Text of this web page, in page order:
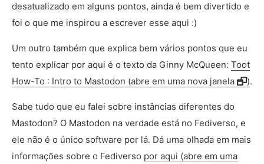
desatualizado em alguns pontos, ainda é bem divertido e
foi o que me inspirou a escrever esse aqui :)
Um outro também que explica bem vários pontos que eu
tento explicar por aqui é o texto da Ginny McQueen: Toot
How-To : Intro to Mastodon (abre em uma nova janela
).
Sabe tudo que eu falei sobre instâncias diferentes do
Mastodon? O Mastodon na verdade está no Fediverso, e
ele não é o único software por lá. Dá uma olhada em mais
informações sobre o Fediverso por aqui (abre em uma